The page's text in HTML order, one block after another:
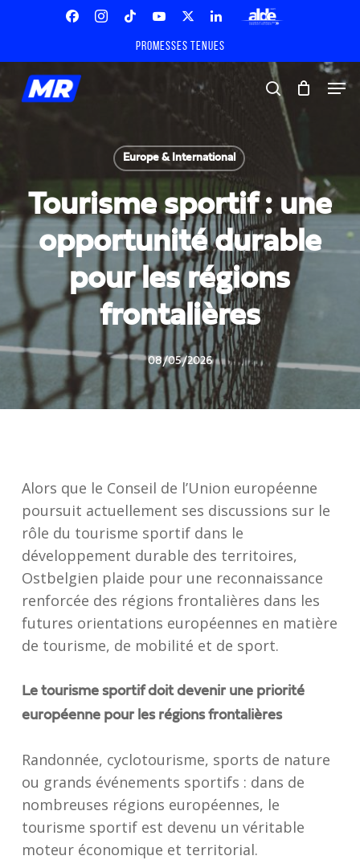
content
Twitter
Linkedin ALDE
Promesses tenues
search
Europe & International
Tourisme sportif : une
opportunité durable
pour les régions
frontalières
08/05/2026
Alors que le Conseil de l’Union européenne
poursuit actuellement ses discussions sur le
rôle du tourisme sportif dans le
développement durable des territoires,
Ostbelgien plaide pour une reconnaissance
renforcée des régions frontalières dans les
futures orientations européennes en matière
de tourisme, de mobilité et de sport.
Le tourisme sportif doit devenir une priorité
européenne pour les régions frontalières
Randonnée, cyclotourisme, sports de nature
ou grands événements sportifs : dans de
nombreuses régions européennes, le
tourisme sportif est devenu un véritable
moteur économique et territorial.